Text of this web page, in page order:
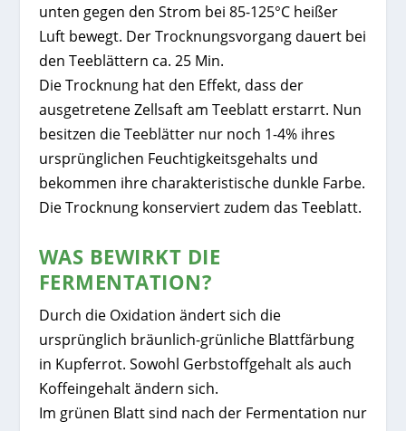
unten gegen den Strom bei 85-125°C heißer
Luft bewegt. Der Trocknungsvorgang dauert bei
den Teeblättern ca. 25 Min.
Die Trocknung hat den Effekt, dass der
ausgetretene Zellsaft am Teeblatt erstarrt. Nun
besitzen die Teeblätter nur noch 1-4% ihres
ursprünglichen Feuchtigkeitsgehalts und
bekommen ihre charakteristische dunkle Farbe.
Die Trocknung konserviert zudem das Teeblatt.
WAS BEWIRKT DIE
FERMENTATION?
Durch die Oxidation ändert sich die
ursprünglich bräunlich-grünliche Blattfärbung
in Kupferrot. Sowohl Gerbstoffgehalt als auch
Koffeingehalt ändern sich.
Im grünen Blatt sind nach der Fermentation nur